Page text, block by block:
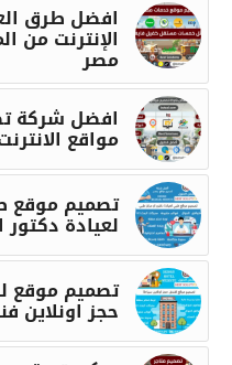
افضل طرق
الإنترنت من
مصر
افضل شركة
مواقع
تصميم موقع
لعيادة
تصميم موقع
حجز اونلاين